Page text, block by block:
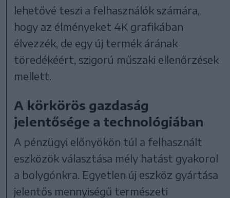
lehetővé teszi a felhasználók számára,
hogy az élményeket 4K grafikában
élvezzék, de egy új termék árának
töredékéért, szigorú műszaki ellenőrzések
mellett.
A körkörös gazdaság
jelentősége a technológiában
A pénzügyi előnyökön túl a felhasznált
eszközök választása mély hatást gyakorol
a bolygónkra. Egyetlen új eszköz gyártása
jelentős mennyiségű természeti